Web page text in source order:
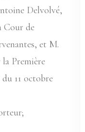
Delvolvé,
Cour de
et M.
Première
11 octobre